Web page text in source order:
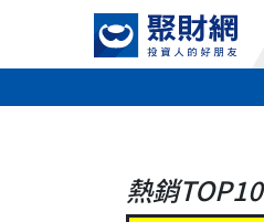
熱銷TOP10